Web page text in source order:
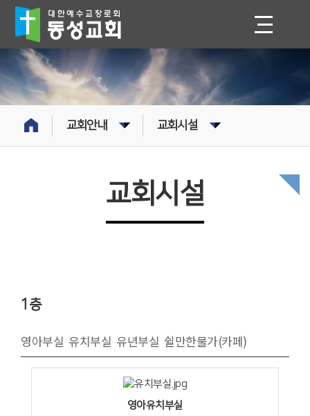
교회안내 교회시설
교회시설
1층
영아부실 유치부실 유년부실 쉴만한물가(카페)
영아유치부실